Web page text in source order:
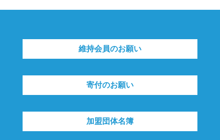
維持会員のお願い
寄付のお願い
加盟団体名簿